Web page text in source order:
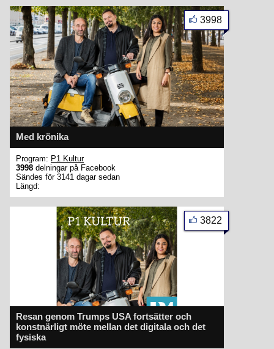
Med krönika
3998
Program: P1 Kultur
3998 delningar på Facebook
Sändes för 3141 dagar sedan
Längd:
Resan genom Trumps USA fortsätter och
konstnärligt möte mellan det digitala och det
fysiska
3822